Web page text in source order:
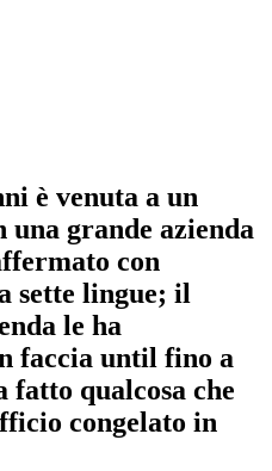
è venuta a un
grande azienda
con
sette lingue; il
le ha
faccia until fino a
fatto qualcosa che
congelato in